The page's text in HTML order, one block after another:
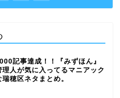
記事達成！！『みずほん』
理人が気に入ってるマニアック
瑞穂区ネタまとめ。